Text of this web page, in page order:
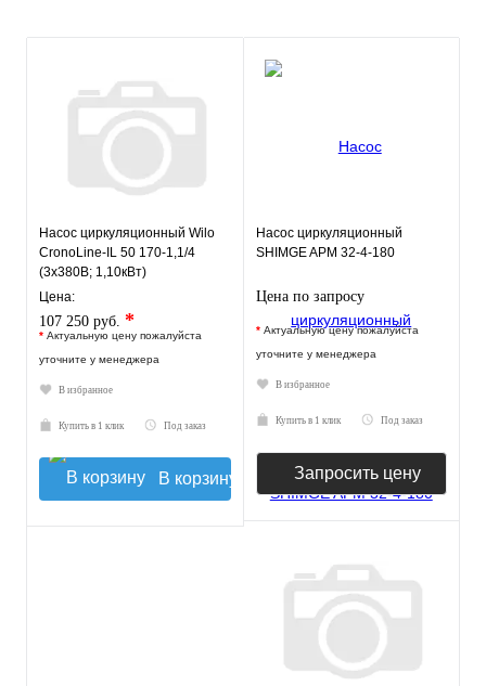
Насос циркуляционный Wilo
CronoLine-IL 50 170-1,1/4
(3х380В; 1,10кВт)
Цена:
107 250 руб. *
* Актуальную цену пожалуйста
уточните у менеджера
В избранное
Купить в 1 клик Под заказ
В корзину
Насос циркуляционный
SHIMGE APM 32-4-180
Цена по запросу
* Актуальную цену пожалуйста
уточните у менеджера
В избранное
Купить в 1 клик Под заказ
Запросить цену